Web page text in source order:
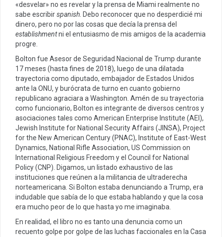
«desvelar» no es revelar y la prensa de Miami realmente no
sabe escribirspanish. Debo reconocer que no desperdicié mi
dinero, pero no por las cosas que decía la prensa del
establishmentni el entusiasmo de mis amigos de la academia
progre.
Bolton fue Asesor de Seguridad Nacional de Trump durante
17 meses (hasta fines de 2018), luego de una dilatada
trayectoria como diputado, embajador de Estados Unidos
ante la ONU, y burócrata de turno en cuanto gobierno
republicano agraciara a Washington. Amén de su trayectoria
como funcionario, Bolton es integrante de diversos centros y
asociaciones tales como American Enterprise Institute (AEI),
Jewish Institute for National Security Affairs (JINSA), Project
for the New American Century (PNAC), Institute of East-West
Dynamics, National Rifle Association, US Commission on
International Religious Freedom y el Council for National
Policy (CNP). Digamos, un listado exhaustivo de las
instituciones que reúnen a la militancia de ultraderecha
norteamericana. Si Bolton estaba denunciando a Trump, era
indudable que sabía de lo que estaba hablando y que la cosa
era mucho peor de lo que hasta yo me imaginaba.
En realidad, el libro no es tanto una denuncia como un
recuento golpe por golpe de las luchas faccionales en la Casa